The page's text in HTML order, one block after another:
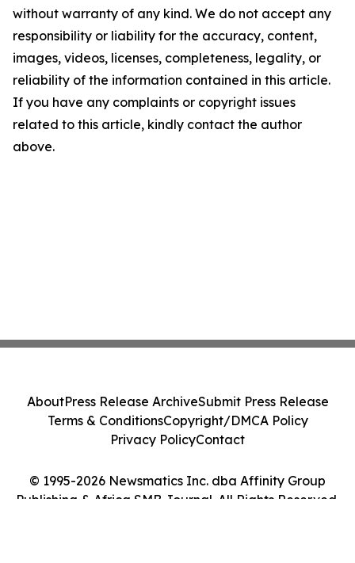
without warranty of any kind. We do not accept any
responsibility or liability for the accuracy, content,
images, videos, licenses, completeness, legality, or
reliability of the information contained in this article.
If you have any complaints or copyright issues
related to this article, kindly contact the author
above.
© 1995-2026 Newsmatics Inc. dba Affinity Group
Publishing & Africa SMB Journal. All Rights Reserved.
AboutPress Release ArchiveSubmit Press Release
Terms & ConditionsCopyright/DMCA Policy
Privacy PolicyContact